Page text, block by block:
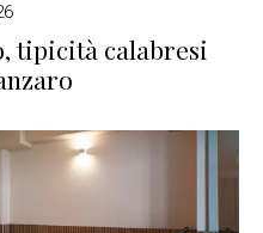
tipicità calabresi